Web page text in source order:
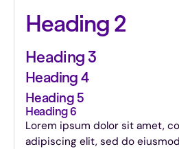
Heading 2
Heading 3
Heading 4
Heading 5
Heading 6
Lorem ipsum dolor sit amet,
adipiscing elit, sed do